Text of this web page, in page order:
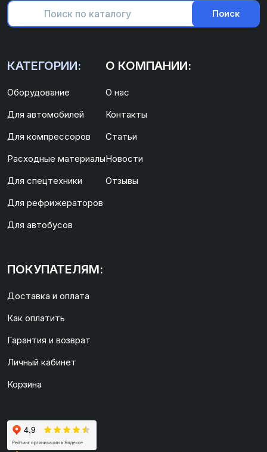
Поиск
КАТЕГОРИИ:
Оборудование
Для автомобилей
Для компрессоров
Расходные материалы
Для спецтехники
Для рефрижераторов
Для автобусов
О КОМПАНИИ:
О нас
Контакты
Статьи
Новости
Отзывы
ПОКУПАТЕЛЯМ:
Доставка и оплата
Как оплатить
Гарантия и возврат
Личный кабинет
Корзина